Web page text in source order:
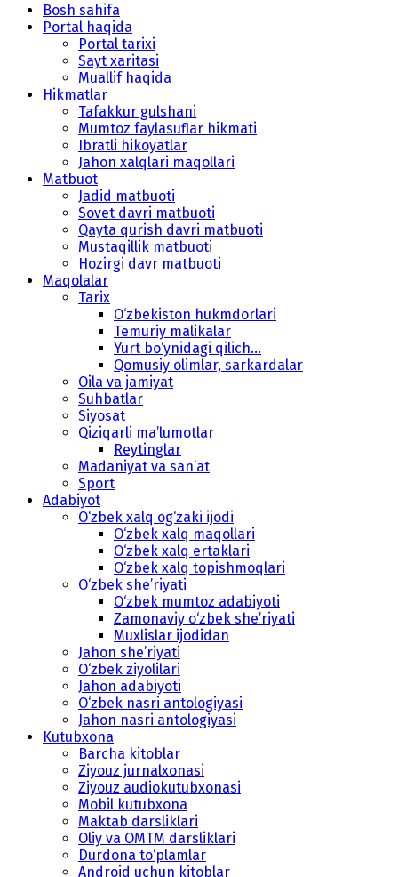
Bosh sahifa
Portal haqida
Portal tarixi
Sayt xaritasi
Muallif haqida
Hikmatlar
Tafakkur gulshani
Mumtoz faylasuflar hikmati
Ibratli hikoyatlar
Jahon xalqlari maqollari
Matbuot
Jadid matbuoti
Sovet davri matbuoti
Qayta qurish davri matbuoti
Mustaqillik matbuoti
Hozirgi davr matbuoti
Maqolalar
Tarix
O‘zbekiston hukmdorlari
Temuriy malikalar
Yurt bo‘ynidagi qilich...
Qomusiy olimlar, sarkardalar
Oila va jamiyat
Suhbatlar
Siyosat
Qiziqarli ma’lumotlar
Reytinglar
Madaniyat va san’at
Sport
Adabiyot
O‘zbek xalq og‘zaki ijodi
O‘zbek xalq maqollari
O‘zbek xalq ertaklari
O‘zbek xalq topishmoqlari
O‘zbek she’riyati
O‘zbek mumtoz adabiyoti
Zamonaviy o‘zbek she’riyati
Muxlislar ijodidan
Jahon she’riyati
O‘zbek ziyolilari
Jahon adabiyoti
O‘zbek nasri antologiyasi
Jahon nasri antologiyasi
Kutubxona
Barcha kitoblar
Ziyouz jurnalxonasi
Ziyouz audiokutubxonasi
Mobil kutubxona
Maktab darsliklari
Oliy va OMTM darsliklari
Durdona to‘plamlar
Android uchun kitoblar